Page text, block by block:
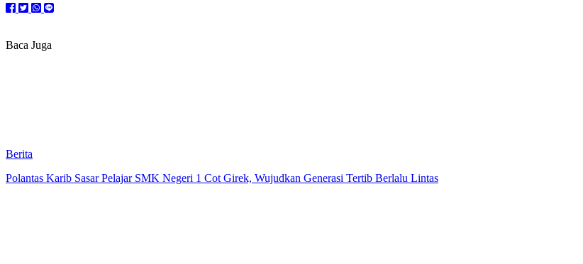
Baca Juga
Berita
Polantas Karib Sasar Pelajar SMK Negeri 1 Cot Girek, Wujudkan Generasi Tertib Berlalu Lintas